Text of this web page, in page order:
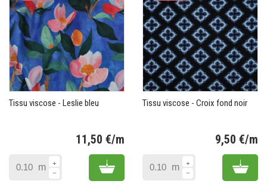
Tissu viscose - Leslie bleu
11,50 €/m
m Add to cart
Tissu viscose - Croix fond noir
9,50 €/m
m Add